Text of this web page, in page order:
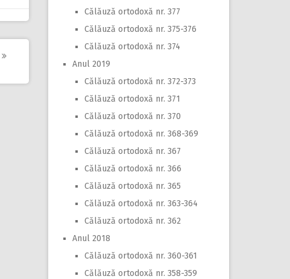
Călăuză ortodoxă nr. 377
Călăuză ortodoxă nr. 375-376
Călăuză ortodoxă nr. 374
Anul 2019
Călăuză ortodoxă nr. 372-373
Călăuză ortodoxă nr. 371
Călăuză ortodoxă nr. 370
Călăuză ortodoxă nr. 368-369
Călăuză ortodoxă nr. 367
Călăuză ortodoxă nr. 366
Călăuză ortodoxă nr. 365
Călăuză ortodoxă nr. 363-364
Călăuză ortodoxă nr. 362
Anul 2018
Călăuză ortodoxă nr. 360-361
Călăuză ortodoxă nr. 358-359